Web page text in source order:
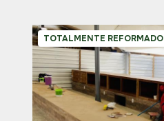
TOTALMENTE REFORMADO